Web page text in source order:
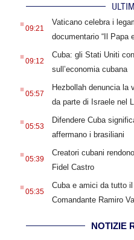
.09:21
Vaticano celebra i
documentario “Il Papa
.09:12
Cuba: gli Stati Uniti
sull’economia cubana
.05:57
Hezbollah denuncia la
da parte di Israele nel
.05:53
Difendere Cuba
affermano i brasiliani
.05:39
Creatori cubani
Fidel Castro
.05:35
Cuba e amici da tutto
Comandante Ramiro
NOTIZIE